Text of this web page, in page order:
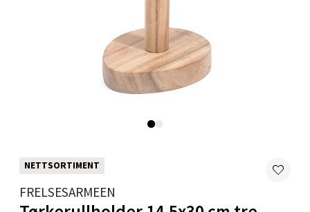
NETTSORTIMENT
FRELSESARMEEN
Levanger - Magneten
Moafjæra 14, 7606 Levanger
Åpent i dag 10-20
Mandal - Alti Mandal